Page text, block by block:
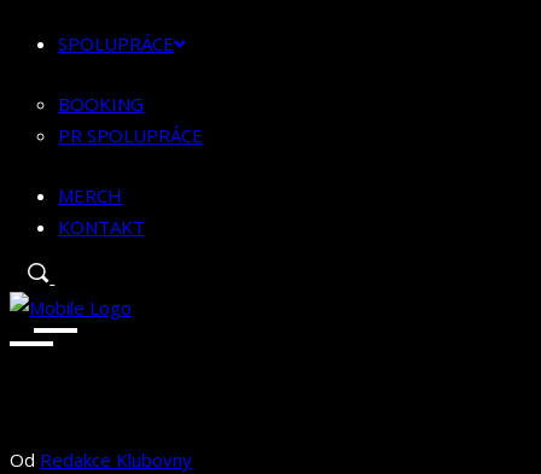
MERCH
SPOLUPRÁCE
BOOKING
PR SPOLUPRÁCE
MERCH
KONTAKT
Od Redakce Klubovny